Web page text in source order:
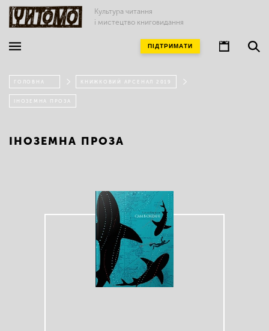
Культура читання
і мистецтво книговидання
ПІДТРИМАТИ
ГОЛОВНА КНИЖКОВИЙ АРСЕНАЛ 2019
ІНОЗЕМНА ПРОЗА
ІНОЗЕМНА ПРОЗА